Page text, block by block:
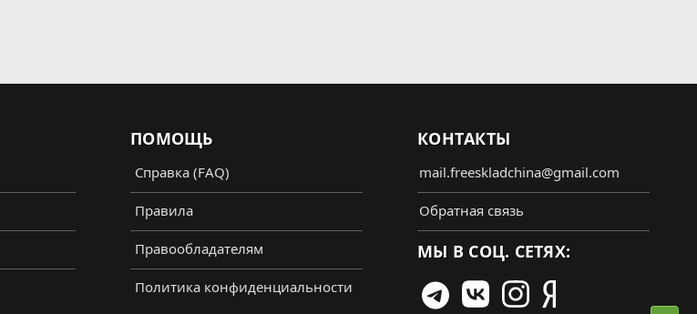
ПОМОЩЬ
Справка (FAQ)
Правила
Правообладателям
Политика конфиденциальности
КОНТАКТЫ
mail.freeskladchina@gmail.com
Обратная связь
МЫ В СОЦ. СЕТЯХ: